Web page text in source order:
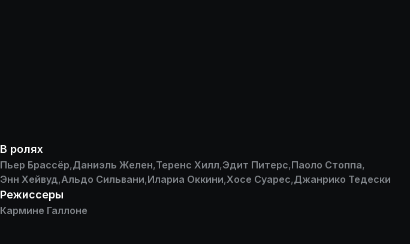
В ролях
Пьер Брассёр,Даниэль Желен,Теренс Хилл,Эдит Питерс,Паоло Стоппа,
Энн Хейвуд,Альдо Сильвани,Илариа Оккини,Хосе Суарес,Джанрико Тедески
Режиссеры
Кармине Галлоне